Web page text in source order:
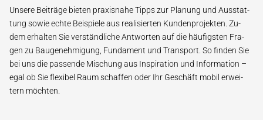
Un­se­re Bei­trä­ge bie­ten pra­xis­na­he Tipps zur Pla­nung und Aus­stat­
tung so­wie ech­te Bei­spie­le aus re­a­li­sier­ten Kun­den­pro­jek­ten. Zu­
dem er­hal­ten Sie ver­ständ­li­che Ant­wor­ten auf die häu­figs­ten Fra­
gen zu Bau­ge­neh­mi­gung, Fun­da­ment und Trans­port. So fin­den Sie
bei uns die pas­sen­de Mi­schung aus In­spi­ra­ti­on und In­for­ma­ti­on –
e­gal ob Sie fle­xi­bel Raum schaf­fen o­der Ihr Ge­schäft mo­bil er­wei­
tern möchten.